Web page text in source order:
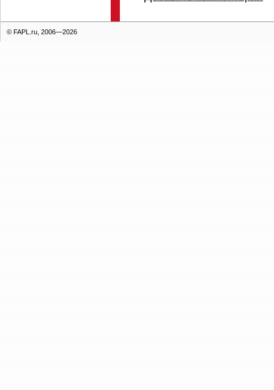
© FAPL.ru, 2006—2026